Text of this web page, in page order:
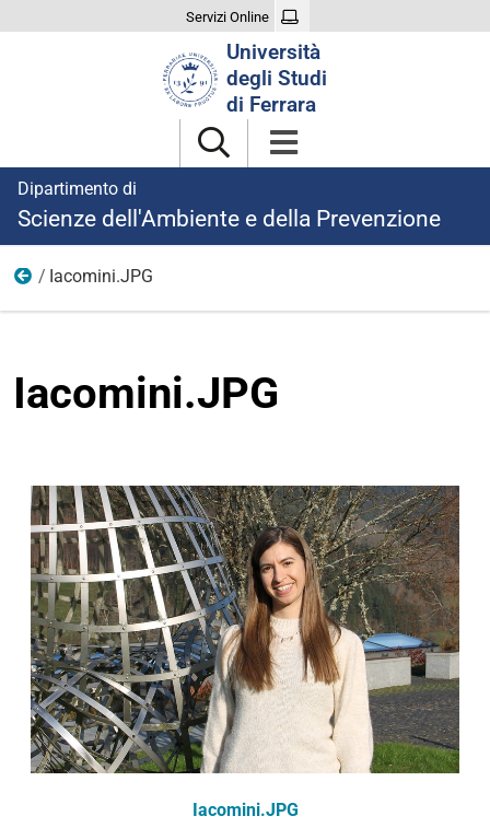
Servizi Online
Università
degli Studi
di Ferrara
Dipartimento di
Scienze dell'Ambiente e della Prevenzione
Foto
Iacomini.JPG
Iacomini.JPG
Iacomini.JPG